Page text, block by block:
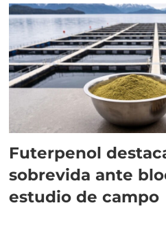
Futerpenol
sobrevida ante
estudio de campo